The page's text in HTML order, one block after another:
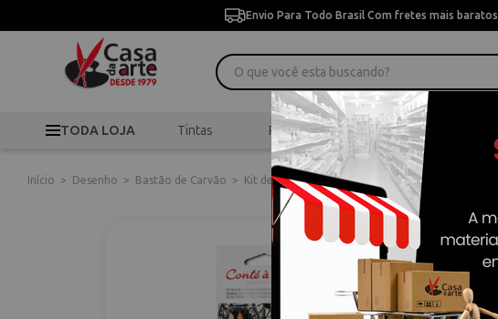
Envio Para Todo Brasil Com fretes mais baratos
TODA LOJA Tintas Pincéis Desenho
Início > Desenho > Bastão de Carvão > Kit de Desenho 6 Unidades Conte À Paris 50073